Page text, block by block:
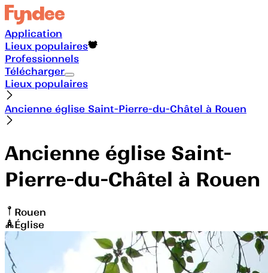
Application
Lieux populaires
Professionnels
Télécharger
Lieux populaires
Ancienne église Saint-Pierre-du-Châtel à Rouen
Ancienne église Saint-
Pierre-du-Châtel à Rouen
Rouen
Église